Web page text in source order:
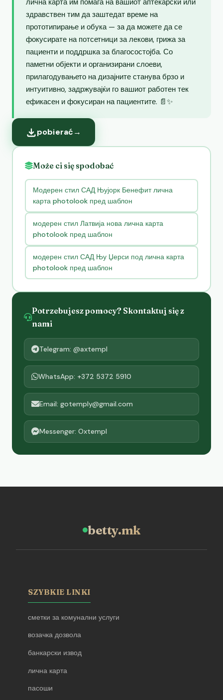
здравствен тим да заштедат време на
прототипирање и обука — за да можете да се
фокусирате на потсетници за лекови, грижа за
пациенти и поддршка за благосостојба. Со
паметни објекти и организирани слоеви,
прилагодувањето на дизајните станува брзо и
интуитивно, задржувајќи го вашиот работен тек
ефикасен и фокусиран на пациентите. 📄✨
pobierać→
Może ci się spodobać
Модерен стил САД Њујорк Бенефит лична
карта photolook пред шаблон
модерен стил Латвија нова лична карта
photolook пред шаблон
модерен стил САД Њу Џерси под лична карта
photolook пред шаблон
Potrzebujesz pomocy? Skontaktuj się z
nami
Telegram: @axtempl
WhatsApp: +372 5372 5910
Email: gotemply@gmail.com
Messenger: Oxtempl
betty.mk
SZYBKIE LINKI
сметки за комунални услуги
возачка дозвола
банкарски извод
лична карта
пасоши